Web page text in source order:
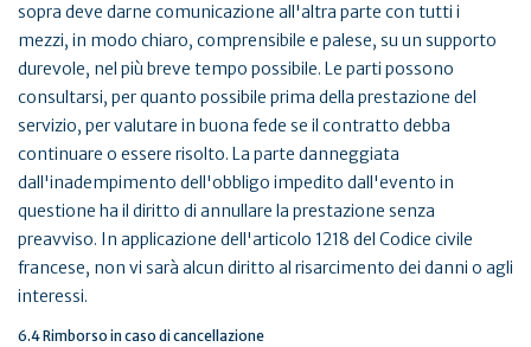
sopra deve darne comunicazione all'altra parte con tutti i
mezzi, in modo chiaro, comprensibile e palese, su un supporto
durevole, nel più breve tempo possibile. Le parti possono
consultarsi, per quanto possibile prima della prestazione del
servizio, per valutare in buona fede se il contratto debba
continuare o essere risolto. La parte danneggiata
dall'inadempimento dell'obbligo impedito dall'evento in
questione ha il diritto di annullare la prestazione senza
preavviso. In applicazione dell'articolo 1218 del Codice civile
francese, non vi sarà alcun diritto al risarcimento dei danni o agli
interessi.
6.4 Rimborso in caso di cancellazione